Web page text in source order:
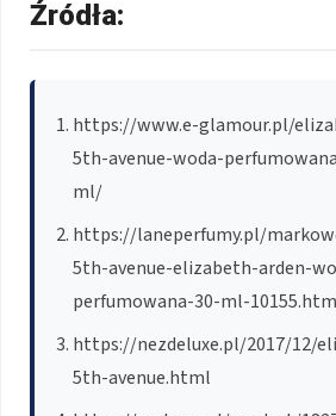
Źródła:
https://www.e-glamour.pl/
5th-avenue-woda-
ml/
https://laneperfumy.pl/
5th-avenue-elizabeth-arden-
perfumowana-30-ml-
https://nezdeluxe.pl/2017/12/
5th-avenue.html